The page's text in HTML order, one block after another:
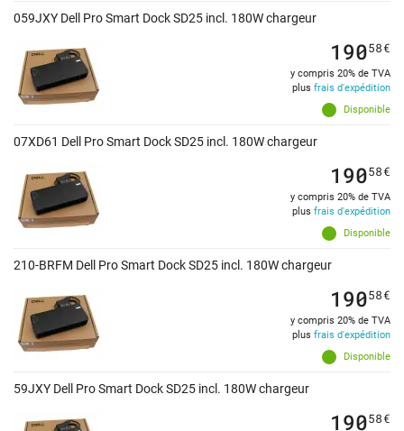
059JXY Dell Pro Smart Dock SD25 incl. 180W chargeur
Disponible
19058€
y compris 20% de TVA
plus frais d'expédition
07XD61 Dell Pro Smart Dock SD25 incl. 180W chargeur
Disponible
19058€
y compris 20% de TVA
plus frais d'expédition
210-BRFM Dell Pro Smart Dock SD25 incl. 180W chargeur
Disponible
19058€
y compris 20% de TVA
plus frais d'expédition
59JXY Dell Pro Smart Dock SD25 incl. 180W chargeur
19058€